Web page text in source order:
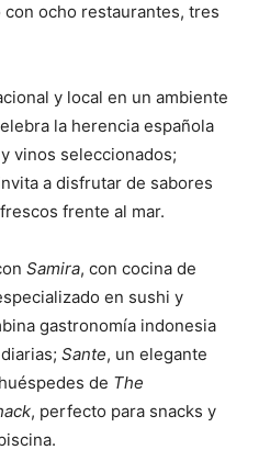
ocho restaurantes, tres
y local en un ambiente
la herencia española
vinos seleccionados;
a disfrutar de sabores
frente al mar.
Samira, con cocina de
en sushi y
gastronomía indonesia
Sante, un elegante
de The
, perfecto para snacks y